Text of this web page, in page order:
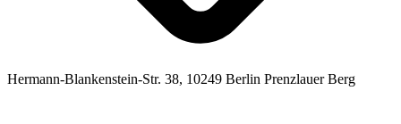
Hermann-Blankenstein-Str. 38, 10249 Berlin Prenzlauer Berg